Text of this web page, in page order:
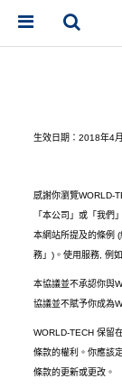
生效日期： 2018年4月
感謝你瀏覽WORLD-
「本公司」或「我們」
本網站所提及的條例 (
務」 ) 。使用服務 例
本協議並不承認你與
協議並不賦予你成為
WORLD-TECH 保留
條款的權利。你應該
條款的更新或更改。